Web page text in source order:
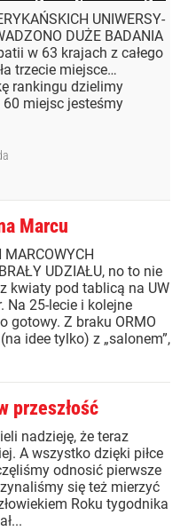
UNIWERSY-
DUŻE BADANIA
w 63 krajach z całego
trzecie miejsce…
rankingu dzielimy
miejsc jesteśmy
Marcu
MARCOWYCH
UDZIAŁU, no to nie
kwiaty pod tablicą na UW
Na 25-lecie i kolejne
gotowy. Z braku ORMO
idee tylko) z „salonem”,
przeszłość
nadzieję, że teraz
A wszystko dzięki piłce
odnosić pierwsze
się też mierzyć
Roku tygodnika